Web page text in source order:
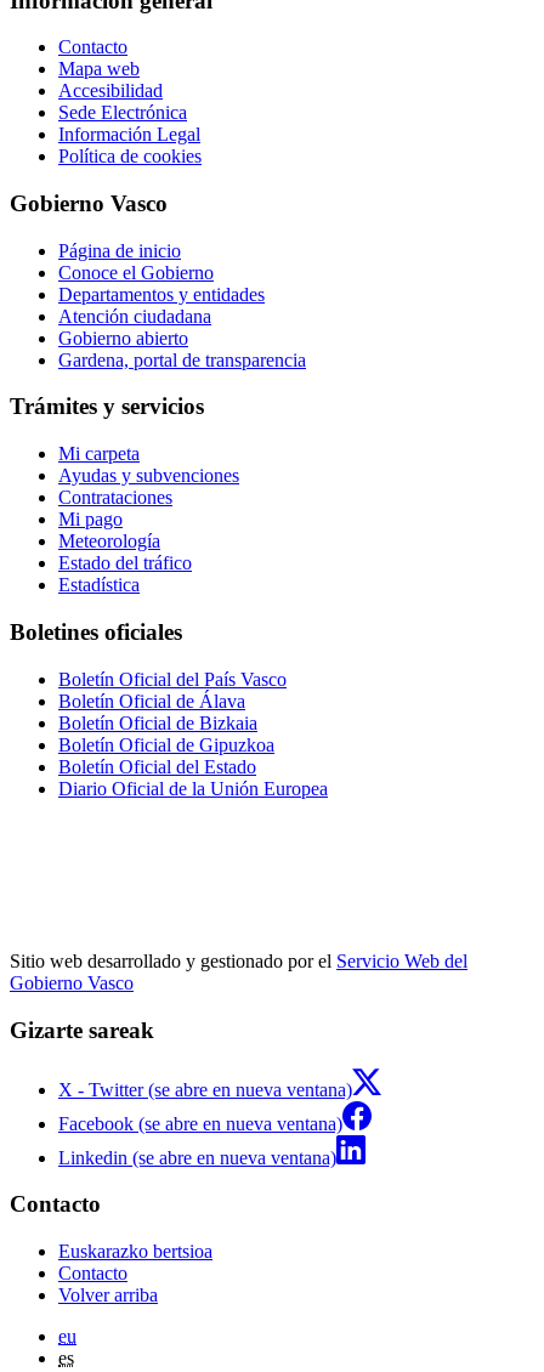
Contacto
Mapa web
Accesibilidad
Sede Electrónica
Información Legal
Política de cookies
Gobierno Vasco
Página de inicio
Conoce el Gobierno
Departamentos y entidades
Atención ciudadana
Gobierno abierto
Gardena, portal de transparencia
Trámites y servicios
Mi carpeta
Ayudas y subvenciones
Contrataciones
Mi pago
Meteorología
Estado del tráfico
Estadística
Boletines oficiales
Boletín Oficial del País Vasco
Boletín Oficial de Álava
Boletín Oficial de Bizkaia
Boletín Oficial de Gipuzkoa
Boletín Oficial del Estado
Diario Oficial de la Unión Europea
Sitio web desarrollado y gestionado por el Servicio Web del
Gobierno Vasco
Gizarte sareak
X - Twitter (se abre en nueva ventana)
Facebook (se abre en nueva ventana)
Linkedin (se abre en nueva ventana)
Contacto
Euskarazko bertsioa
Contacto
Volver arriba
eu
es